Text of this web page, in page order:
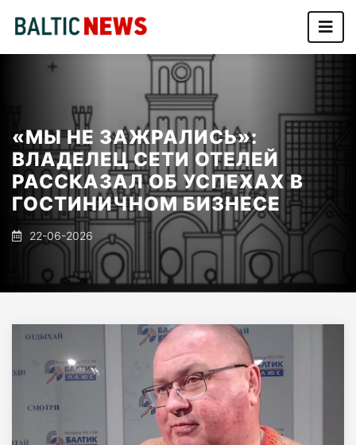
«МЫ НЕ ЗАЖРАЛИСЬ»:
ВЛАДЕЛЕЦ СЕТИ ОТЕЛЕЙ
РАССКАЗАЛ ОБ УСПЕХАХ В
ГОСТИНИЧНОМ БИЗНЕСЕ
22-06-2026